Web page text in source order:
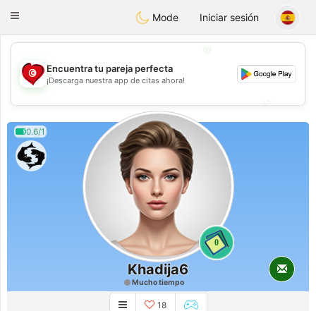
Tunisia Dating
Toggle
Mode Iniciar sesión
💖
💕
Encuentra tu pareja perfecta
¡Descarga nuestra app de citas ahora!
0.6/1
0
Khadija6
Mucho tiempo
18